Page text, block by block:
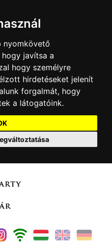
nyomkövető
javítsa a
hogy személyre
hirdetéseket jelenít
forgalmát, hogy
a látogatóink.